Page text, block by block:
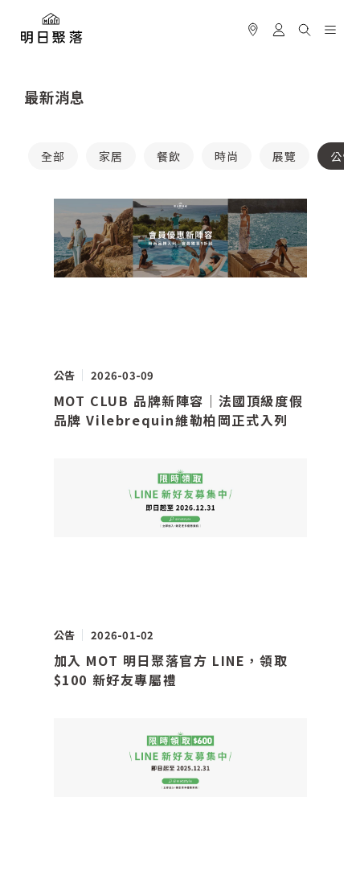
最新消息
全部 家居 餐飲 時尚 展覽 公告
公告 2026-03-09
MOT CLUB 品牌新陣容｜法國頂級度假
品牌 Vilebrequin維勒柏岡正式入列
公告 2026-01-02
加入 MOT 明日聚落官方 LINE，領取
$100 新好友專屬禮